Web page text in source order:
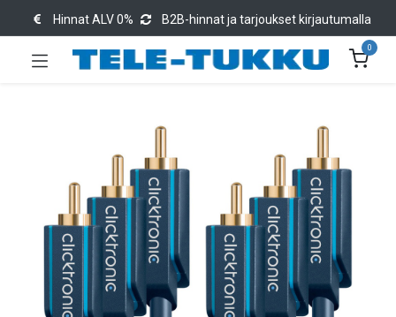
Hinnat ALV 0% B2B-hinnat ja tarjoukset kirjautumalla
0